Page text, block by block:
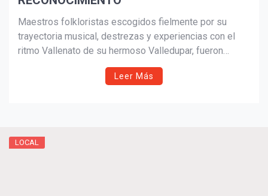
Maestros folkloristas escogidos fielmente por su
trayectoria musical, destrezas y experiencias con el
ritmo Vallenato de su hermoso Valledupar, fueron
homenajeados por el Instituto Puertorriqueño de Arte y
Abogacía de Rhode Island en su Centro de la Herencia
Leer Más
LOCAL